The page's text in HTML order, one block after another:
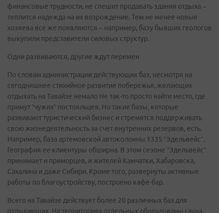
финансовые трудности, не спешит продавать здания отдыха –
теплится надежда на их возрождение. Тем не менее новые
хозяева все же появляются – например, базу бывших геологов
выкупили представители силовых структур.
Одни развиваются, другие ждут перемен
По словам администрации действующих баз, несмотря на
сегодняшнее стихийное развитие побережья, желающих
отдыхать на Тавайзе немало Не так-то просто найти место, где
примут “чужих” постояльцев. Но такие базы, которые
развивают туристический бизнес и стремятся поддерживать
свою жизнедеятельность за счет внутренних резервов, есть.
Например, база артемовской автоколонны 1335 “Эдельвейс”.
География ее клиентуры обширна. В этом сезоне “Эдельвейс”
принимает и приморцев, и жителей Камчатки, Хабаровска,
Сахалина и даже Сибири. Кроме того, развернуты активные
работы по благоустройству, построено кафе-бар.
Всего на Тавайзе действует более 20 различных баз для
отдыхающих. На территориях отдельных оборудованы сауна,